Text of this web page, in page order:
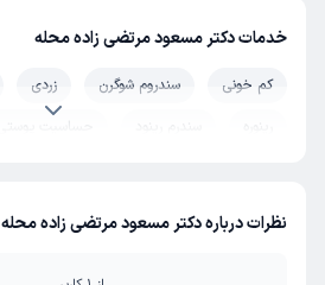
خدمات دکتر مسعود مرتضی زاده محله
کم خونی سندروم شوگرن زردی
حساسیت پوستی
نظرات درباره دکتر مسعود مرتضی زاده محله